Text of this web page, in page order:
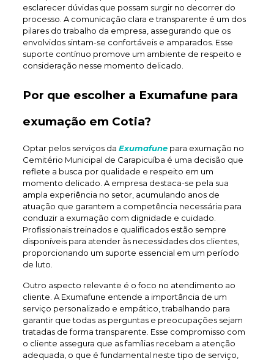
esclarecer dúvidas que possam surgir no decorrer do
processo. A comunicação clara e transparente é um dos
pilares do trabalho da empresa, assegurando que os
envolvidos sintam-se confortáveis e amparados. Esse
suporte contínuo promove um ambiente de respeito e
consideração nesse momento delicado.
Por que escolher a Exumafune para
exumação em Cotia?
Optar pelos serviços da Exumafunepara exumação no
Cemitério Municipal de Carapicuíba é uma decisão que
reflete a busca por qualidade e respeito em um
momento delicado. A empresa destaca-se pela sua
ampla experiência no setor, acumulando anos de
atuação que garantem a competência necessária para
conduzir a exumação com dignidade e cuidado.
Profissionais treinados e qualificados estão sempre
disponíveis para atender às necessidades dos clientes,
proporcionando um suporte essencial em um período
de luto.
Outro aspecto relevante é o foco no atendimento ao
cliente. A Exumafune entende a importância de um
serviço personalizado e empático, trabalhando para
garantir que todas as perguntas e preocupações sejam
tratadas de forma transparente. Esse compromisso com
o cliente assegura que as famílias recebam a atenção
adequada, o que é fundamental neste tipo de serviço,